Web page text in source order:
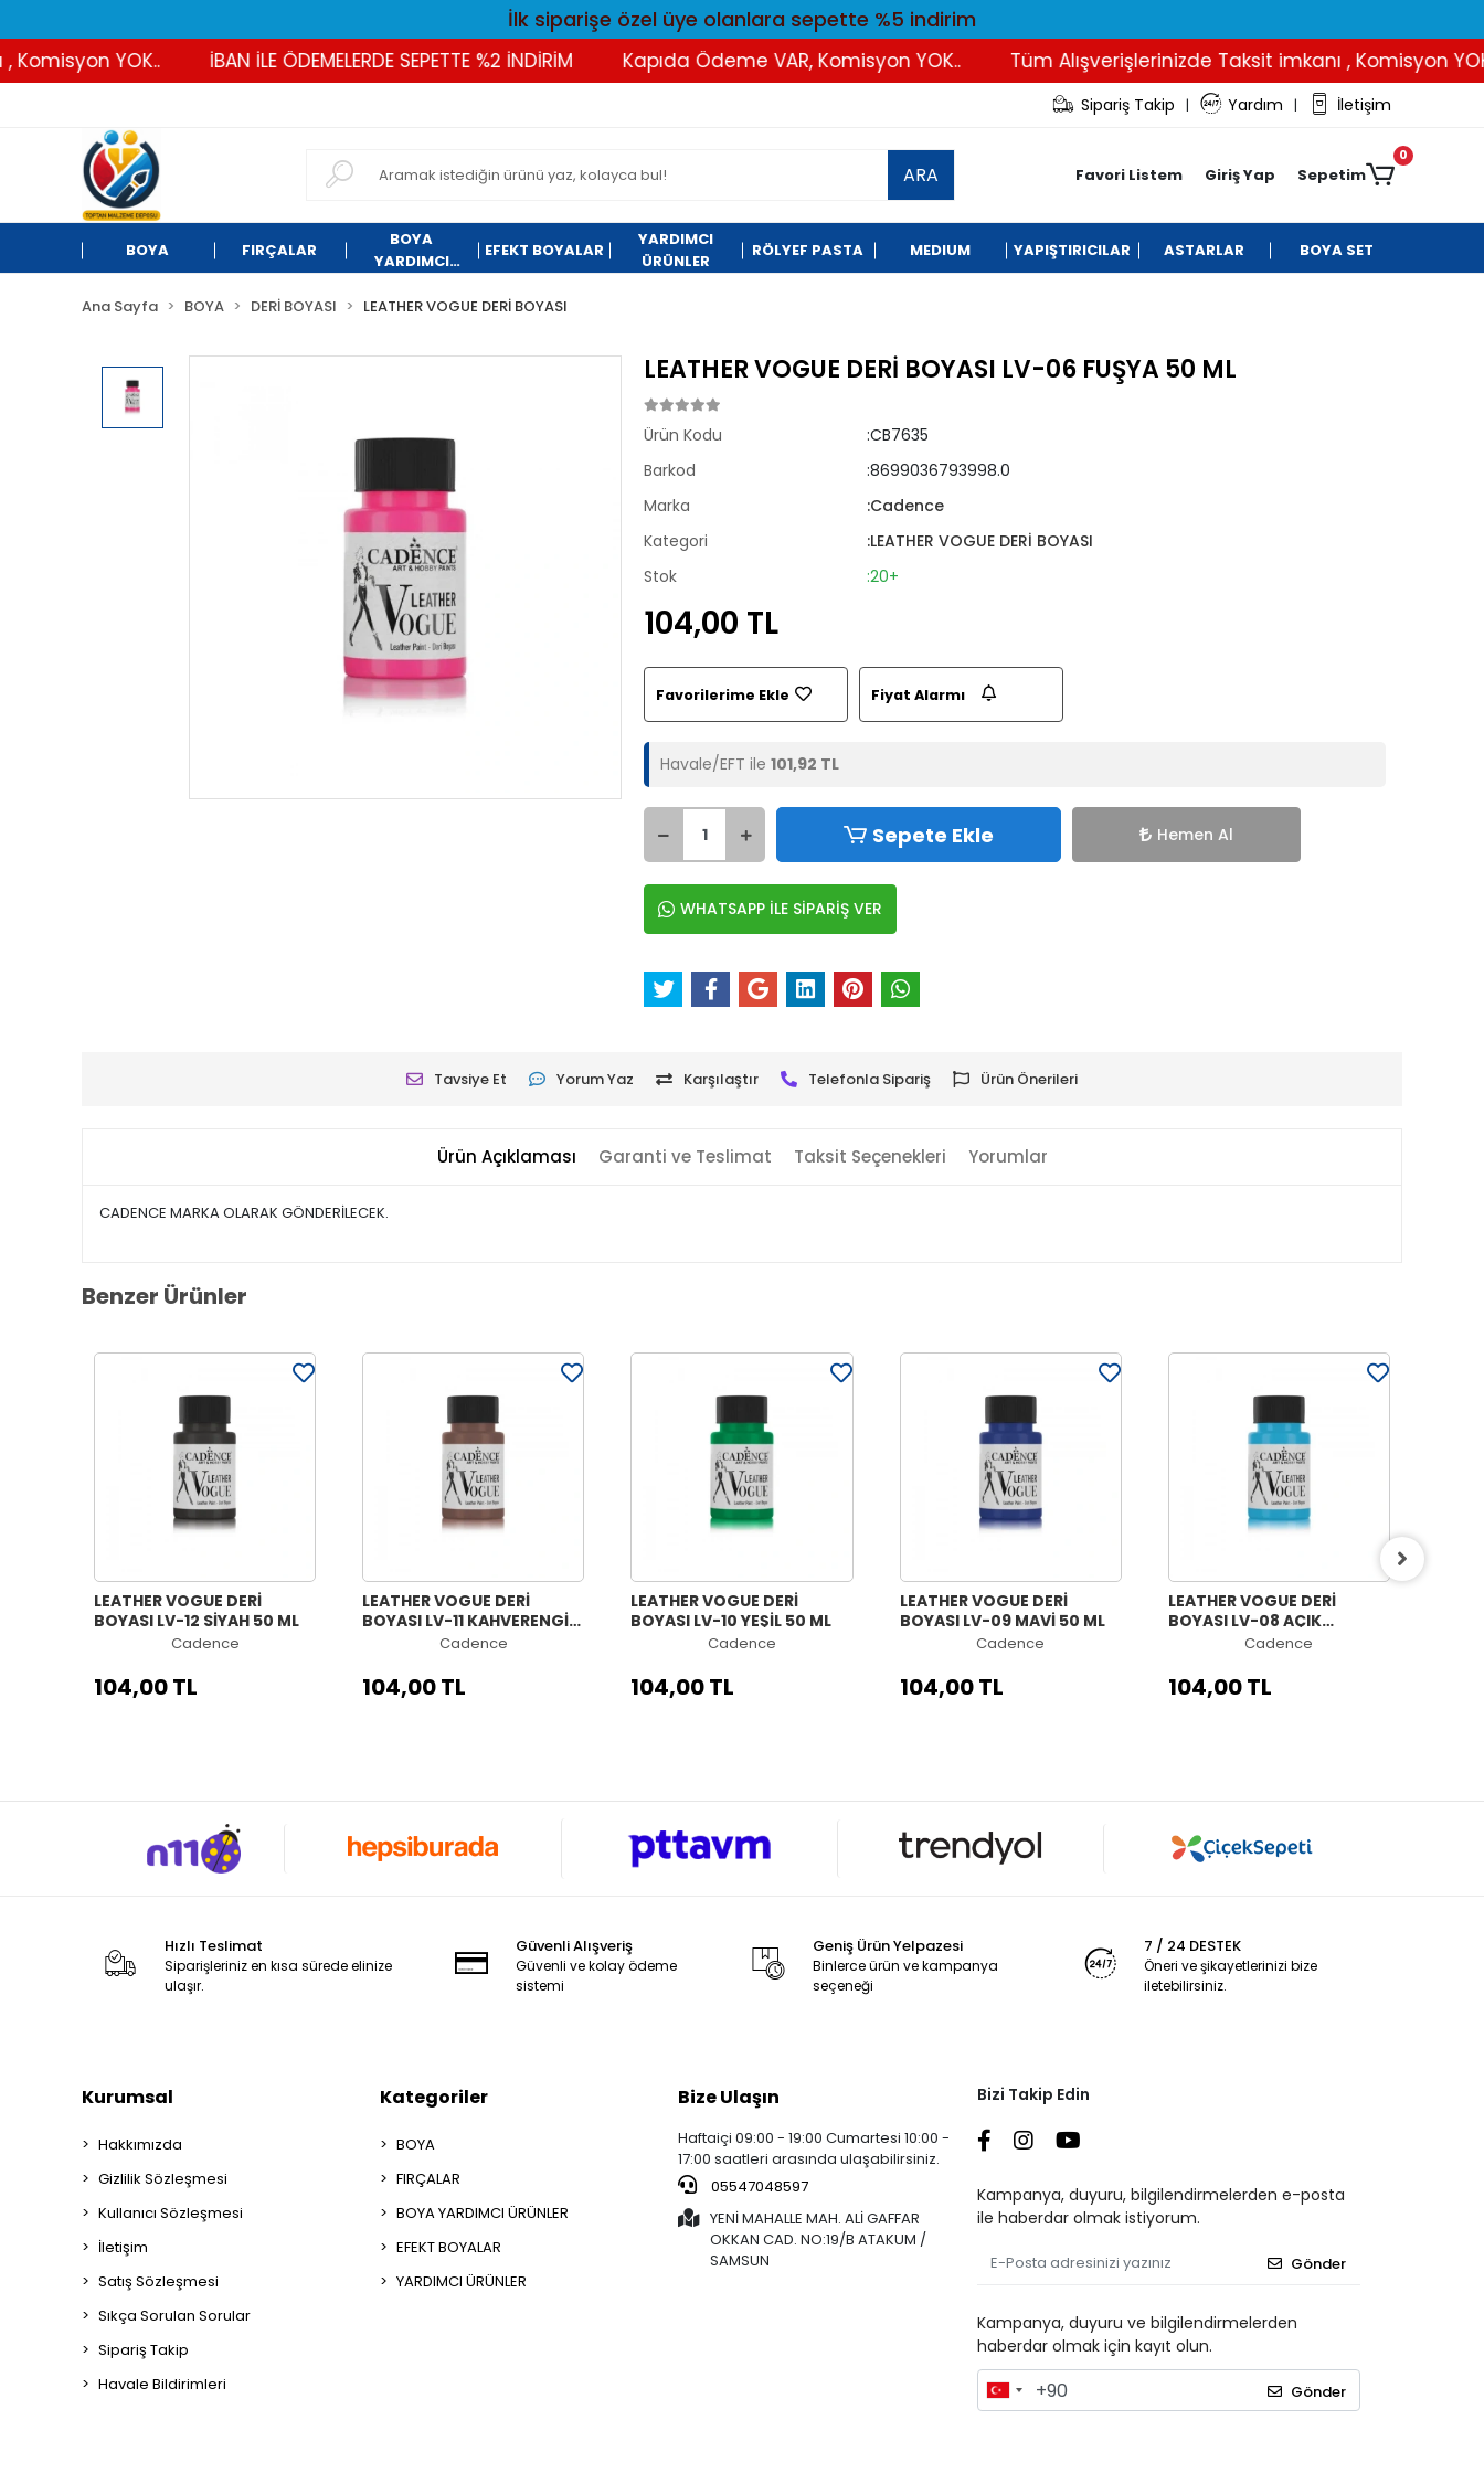
İlk siparişe özel üye olanlara sepette %5 indirim
YOK.. İBAN İLE ÖDEMELERDE SEPETTE %2 İNDİRİM Kapıda Ödeme VAR, Komisyon YOK.. Tüm Alışverişlerinizde Taksit imkanı , Komisyon YOK..
Sipariş Takip | Yardım | İletişim
ARA Favori Listem Giriş Yap Sepetim
0
BOYA FIRÇALAR
BOYA
YARDIMCI
EFEKT BOYALAR
YARDIMCI
ÜRÜNLER
RÖLYEF PASTA MEDIUM YAPIŞTIRICILAR ASTARLAR BOYA SET
Ana Sayfa BOYA DERİ BOYASI LEATHER VOGUE DERİ BOYASI
LEATHER VOGUE DERİ BOYASI LV-06 FUŞYA 50 ML
Ürün Kodu
:CB7635
Barkod
:8699036793998.0
Marka
:Cadence
Kategori
:LEATHER VOGUE DERİ BOYASI
Stok
:20+
104,00 TL
Favorilerime Ekle Fiyat Alarmı
Havale/EFT ile101,92 TL
Sepete Ekle Hemen Al
WHATSAPP İLE SİPARİŞ VER
Tavsiye Et Yorum Yaz Karşılaştır Telefonla Sipariş Ürün Önerileri
Ürün Açıklaması Garanti ve Teslimat Taksit Seçenekleri Yorumlar
CADENCE MARKA OLARAK GÖNDERİLECEK.
Benzer Ürünler
LEATHER VOGUE DERİ
BOYASI LV-12 SİYAH 50 ML
Cadence
104,00 TL
LEATHER VOGUE DERİ
BOYASI LV-11 KAHVERENGİ
Cadence
104,00 TL
LEATHER VOGUE DERİ
BOYASI LV-10 YEŞİL 50 ML
Cadence
104,00 TL
LEATHER VOGUE DERİ
BOYASI LV-09 MAVİ 50 ML
Cadence
104,00 TL
LEATHER VOGUE DERİ
BOYASI LV-08 AÇIK
TURKUAZ 50 ML
Cadence
104,00 TL
Hızlı Teslimat
Siparişleriniz en kısa sürede elinize
ulaşır.
Güvenli Alışveriş
Güvenli ve kolay ödeme
sistemi
Geniş Ürün Yelpazesi
Binlerce ürün ve kampanya
seçeneği
7 / 24 DESTEK
Öneri ve şikayetlerinizi bize
iletebilirsiniz.
Kurumsal
Hakkımızda
Gizlilik Sözleşmesi
Kullanıcı Sözleşmesi
İletişim
Satış Sözleşmesi
Sıkça Sorulan Sorular
Sipariş Takip
Havale Bildirimleri
Kategoriler
BOYA
FIRÇALAR
BOYA YARDIMCI ÜRÜNLER
EFEKT BOYALAR
YARDIMCI ÜRÜNLER
Bize Ulaşın
Haftaiçi 09:00 - 19:00 Cumartesi 10:00 -
17:00 saatleri arasında ulaşabilirsiniz.
05547048597
YENİ MAHALLE MAH. ALİ GAFFAR
OKKAN CAD. NO:19/B ATAKUM /
SAMSUN
Bizi Takip Edin
Kampanya, duyuru, bilgilendirmelerden e-posta
ile haberdar olmak istiyorum.
Gönder
Kampanya, duyuru ve bilgilendirmelerden
haberdar olmak için kayıt olun.
Gönder